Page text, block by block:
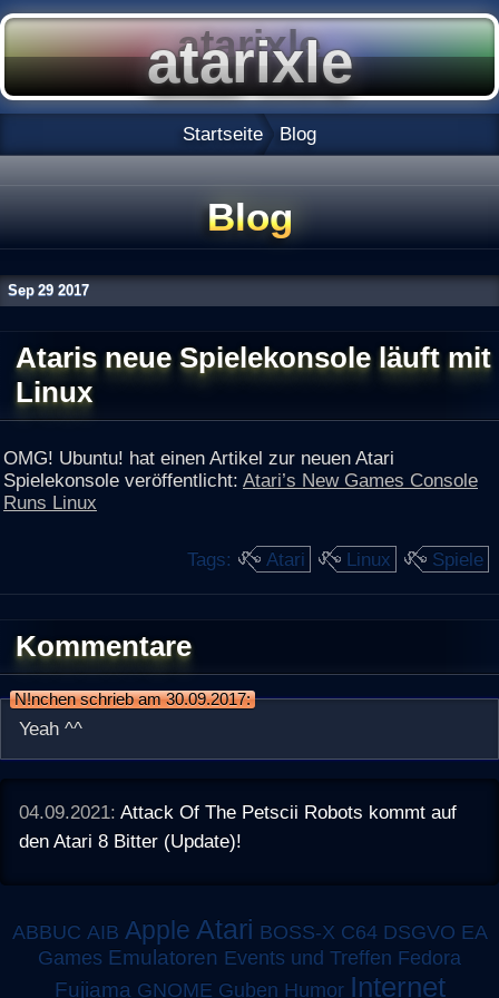
Startseite Blog
Blog
Sep 29 2017
Ataris neue Spielekonsole läuft mit
Linux
OMG! Ubuntu! hat einen Artikel zur neuen Atari
Spielekonsole veröffentlicht: Atari’s New Games Console
Runs Linux
Tags: Atari Linux Spiele
Kommentare
N!nchen schrieb am 30.09.2017:
Yeah ^^
04.09.2021:Attack Of The Petscii Robots kommt auf
den Atari 8 Bitter (Update)!
ABBUC AIB Apple Atari BOSS-X C64 DSGVO EA
Games Emulatoren Events und Treffen Fedora
Fujiama GNOME Guben Humor Internet